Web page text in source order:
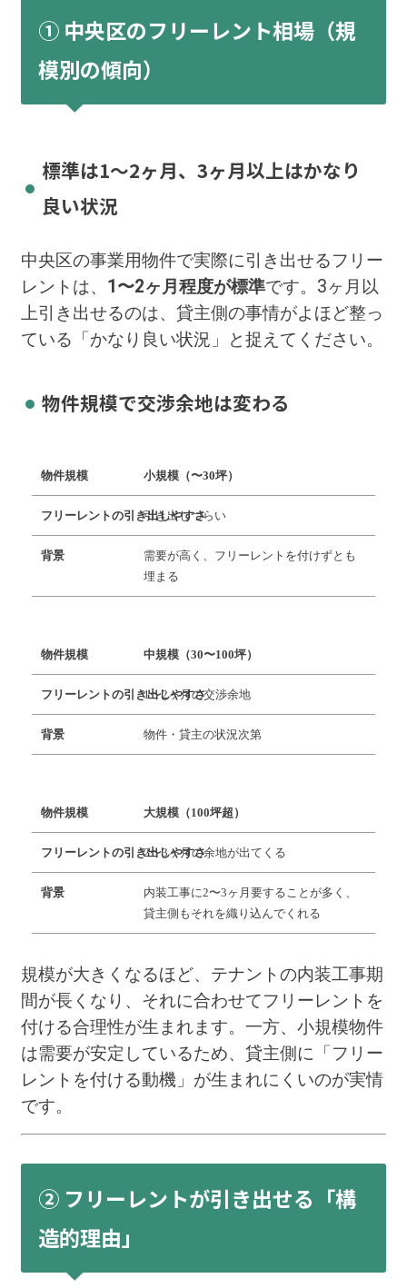
① 中央区のフリーレント相場（規
模別の傾向）
標準は1〜2ヶ月、3ヶ月以上はかなり
良い状況
中央区の事業用物件で実際に引き出せるフリー
レントは、 1〜2ヶ月程度が標準です。3ヶ月以
上引き出せるのは、貸主側の事情がよほど整っ
ている「かなり良い状況」と捉えてください。
物件規模で交渉余地は変わる
小規模（〜30坪）
引き出しづらい
需要が高く、フリーレントを付けずとも
埋まる
中規模（30〜100坪）
1〜2ヶ月の交渉余地
物件・貸主の状況次第
大規模（100坪超）
2〜3ヶ月の余地が出てくる
内装工事に2〜3ヶ月要することが多く、
貸主側もそれを織り込んでくれる
規模が大きくなるほど、テナントの内装工事期
間が長くなり、それに合わせてフリーレントを
付ける合理性が生まれます。一方、小規模物件
は需要が安定しているため、貸主側に「フリー
レントを付ける動機」が生まれにくいのが実情
です。
② フリーレントが引き出せる「構
造的理由」